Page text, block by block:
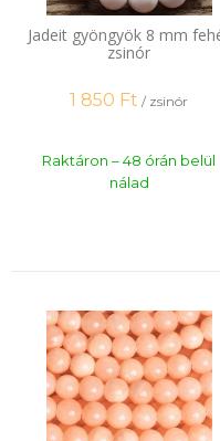
Jadeit gyöngyök 8 mm
zsinór
1 850 Ft / zsinór
Raktáron – 48 órán belül
nálad